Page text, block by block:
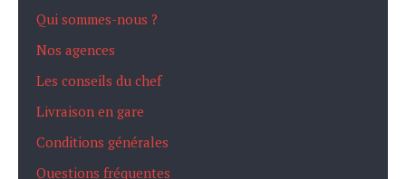
Qui sommes-nous ?
Nos agences
Les conseils du chef
Livraison en gare
Conditions générales
Questions fréquentes